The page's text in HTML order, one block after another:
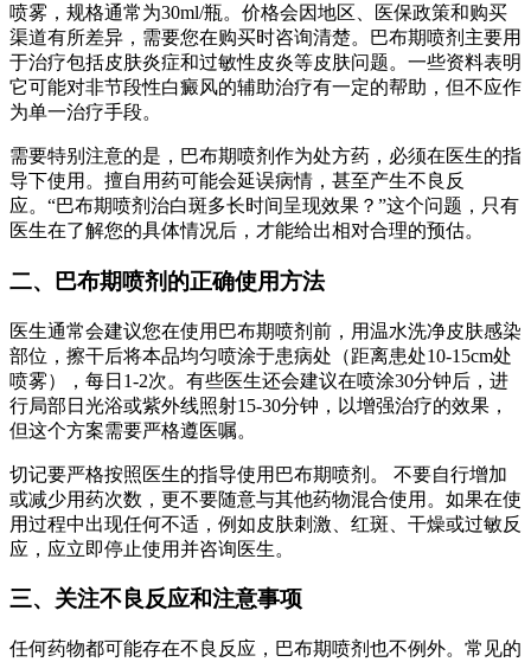
喷雾，规格通常为30ml/瓶。价格会因地区、医保政策和购买
渠道有所差异，需要您在购买时咨询清楚。巴布期喷剂主要用
于治疗包括皮肤炎症和过敏性皮炎等皮肤问题。一些资料表明
它可能对非节段性白癜风的辅助治疗有一定的帮助，但不应作
为单一治疗手段。
需要特别注意的是，巴布期喷剂作为处方药，必须在医生的指
导下使用。擅自用药可能会延误病情，甚至产生不良反
应。“巴布期喷剂治白斑多长时间呈现效果？”这个问题，只有
医生在了解您的具体情况后，才能给出相对合理的预估。
二、巴布期喷剂的正确使用方法
医生通常会建议您在使用巴布期喷剂前，用温水洗净皮肤感染
部位，擦干后将本品均匀喷涂于患病处（距离患处10-15cm处
喷雾），每日1-2次。有些医生还会建议在喷涂30分钟后，进
行局部日光浴或紫外线照射15-30分钟，以增强治疗的效果，
但这个方案需要严格遵医嘱。
切记要严格按照医生的指导使用巴布期喷剂。 不要自行增加
或减少用药次数，更不要随意与其他药物混合使用。如果在使
用过程中出现任何不适，例如皮肤刺激、红斑、干燥或过敏反
应，应立即停止使用并咨询医生。
三、关注不良反应和注意事项
任何药物都可能存在不良反应，巴布期喷剂也不例外。常见的